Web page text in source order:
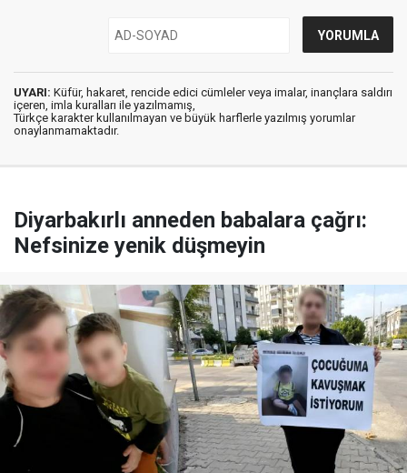
UYARI: Küfür, hakaret, rencide edici cümleler veya imalar, inançlara saldırı
içeren, imla kuralları ile yazılmamış,
Türkçe karakter kullanılmayan ve büyük harflerle yazılmış yorumlar
onaylanmamaktadır.
Diyarbakırlı anneden babalara çağrı:
Nefsinize yenik düşmeyin